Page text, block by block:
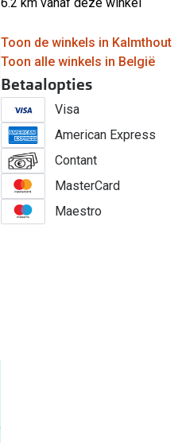
Toon de winkels in Kalmthout
Toon alle winkels in België
Betaalopties
Visa
American Express
Contant
MasterCard
Maestro